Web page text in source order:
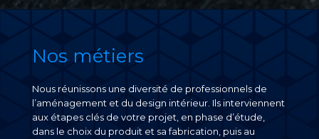
Nos métiers
Nous réunissons une diversité de professionnels de
l’aménagement et du design intérieur. Ils interviennent
aux étapes clés de votre projet, en phase d’étude,
dans le choix du produit et sa fabrication, puis au